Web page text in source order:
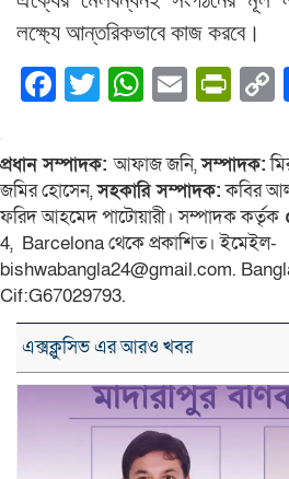
লক্ষ্যে আন্তরিকভাবে কাজ করবে।
Facebook
TwitterEmail
প্রধান সম্পাদক:আফাজ জনি,সম্পাদক:
জমির হোসেন,সহকারি সম্পাদক:কবির
ফরিদ আহমেদ পাটোয়ারী। সম্পাদক কর্তৃক
4, Barcelona থেকে প্রকাশিত। ইমেইল-
bishwabangla24@gmail.com.
Cif:G67029793.
এক্সক্লুসিভ এর আরও খবর